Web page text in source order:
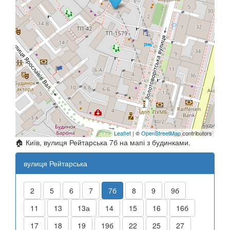
Leaflet | ©OpenStreetMapcontributors
🏠 Київ, вулиця Рейтарська 7б на мапі з будинками.
вулиця Рейтарська
2 5 6 7 7б 8 9
9б
11
13 13а 14 15 16
16б
17
18 19 19б 22 25 27